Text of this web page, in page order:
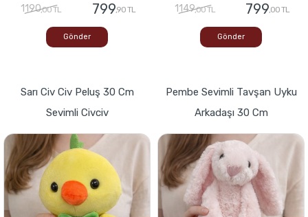
1190,00 TL 799,90 TL
Gönder
1149,00 TL 799,00 TL
Gönder
Sarı Civ Civ Peluş 30 Cm
Sevimli Civciv
Pembe Sevimli Tavşan Uyku
Arkadaşı 30 Cm